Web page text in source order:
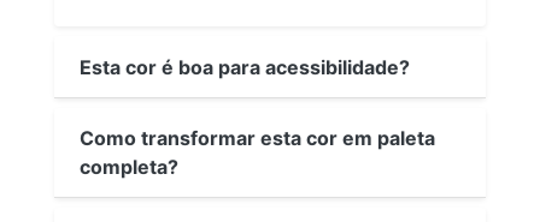
Esta cor é boa para acessibilidade?
Como transformar esta cor em paleta
completa?